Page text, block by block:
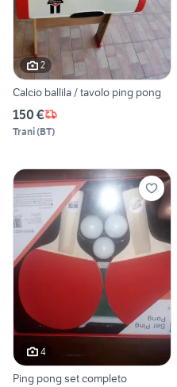
2
Calcio ballila / tavolo ping pong
150 €
Trani(BT)
4
Ping pong set completo